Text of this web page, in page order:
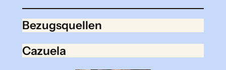
Bezugsquellen
Cazuela